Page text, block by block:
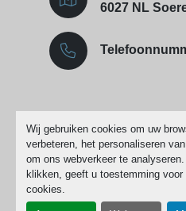
Wij gebruiken cookies om uw
verbeteren, het personaliseren
om ons webverkeer te
klikken, geeft u toestemming
cookies.
6027 NL
Cookies
Machinio System